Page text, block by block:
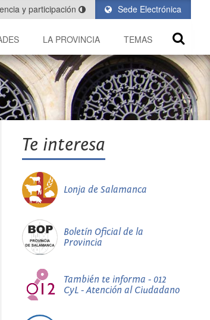
Sede Electrónica
y participación
LA PROVINCIA TEMAS
Te interesa
Lonja de Salamanca
Boletín Oficial de la
Provincia
También te informa - 012
CyL - Atención al Ciudadano